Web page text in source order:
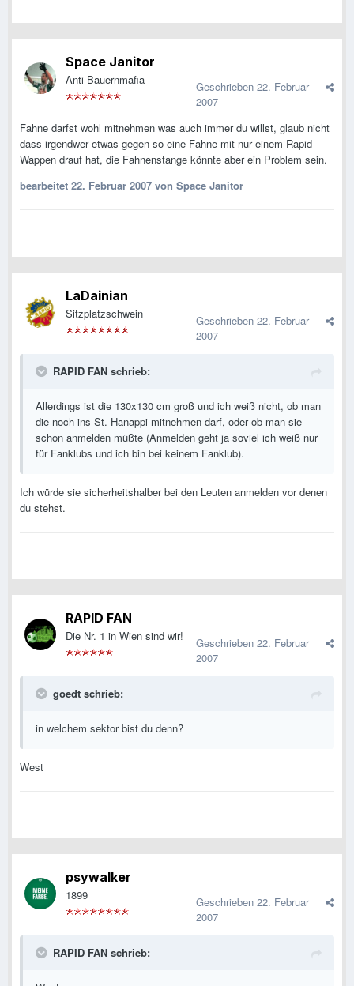
Space Janitor
Anti Bauernmafia Geschrieben 22. Februar
2007
Fahne darfst wohl mitnehmen was auch immer du willst, glaub nicht
dass irgendwer etwas gegen so eine Fahne mit nur einem Rapid-
Wappen drauf hat, die Fahnenstange könnte aber ein Problem sein.
bearbeitet 22. Februar 2007 von Space Janitor
LaDainian
Sitzplatzschwein Geschrieben 22. Februar
2007
RAPID FAN schrieb:
Allerdings ist die 130x130 cm groß und ich weiß nicht, ob man
die noch ins St. Hanappi mitnehmen darf, oder ob man sie
schon anmelden müßte (Anmelden geht ja soviel ich weiß nur
für Fanklubs und ich bin bei keinem Fanklub).
Ich würde sie sicherheitshalber bei den Leuten anmelden vor denen
du stehst.
RAPID FAN
Die Nr. 1 in Wien sind wir! Geschrieben 22. Februar
2007
goedt schrieb:
in welchem sektor bist du denn?
West
psywalker
1899 Geschrieben 22. Februar
2007
RAPID FAN schrieb: